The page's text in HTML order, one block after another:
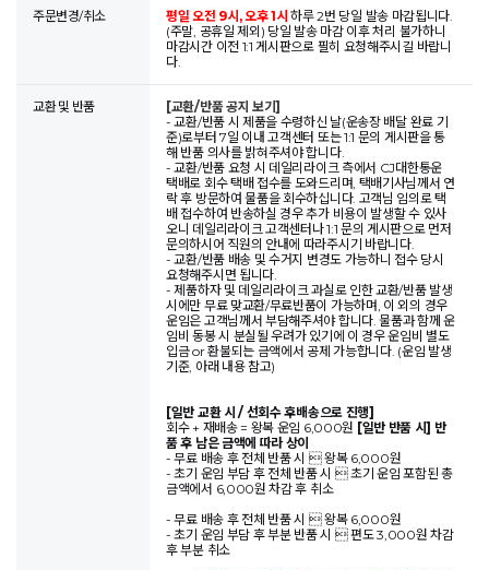
주문변경/취소 평일 오전 9시, 오후 1시하루 2번 당일 발송 마감됩니다.
(주말, 공휴일 제외) 당일 발송 마감 이후 처리 불가하니
마감시간 이전 1:1 게시판으로 필히 요청해주시길 바랍니
다.
교환 및 반품
[교환/반품 공지 보기]
- 교환/반품 시 제품을 수령하신 날(운송장 배달 완료 기
준)로부터 7일 이내 고객센터 또는 1:1 문의 게시판을 통
해 반품 의사를 밝혀주셔야 합니다.
- 교환/반품 요청 시 데일리라이크 측에서 CJ대한통운
택배로 회수 택배 접수를 도와드리며, 택배기사님께서 연
락 후 방문하여 물품을 회수하십니다. 고객님 임의로 택
배 접수하여 반송하실 경우 추가 비용이 발생할 수 있사
오니 데일리라이크 고객센터나 1:1 문의 게시판으로 먼저
문의하시어 직원의 안내에 따라주시기 바랍니다.
- 교환/반품 배송 및 수거지 변경도 가능하니 접수 당시
요청해주시면 됩니다.
- 제품하자 및 데일리라이크 과실로 인한 교환/반품 발생
시에만 무료 맞교환/무료반품이 가능하며, 이 외의 경우
운임은 고객님께서 부담해주셔야 합니다. 물품과 함께 운
임비 동봉 시 분실될 우려가 있기에 이 경우 운임비 별도
입금 or 환불되는 금액에서 공제 가능합니다. (운임 발생
기준, 아래 내용 참고)
[일반 교환 시 / 선회수 후배송으로 진행]
회수 + 재배송 = 왕복 운임 6,000원 [일반 반품 시] 반
품 후 남은 금액에 따라 상이
- 무료 배송 후 전체 반품 시  왕복 6,000원
- 초기 운임 부담 후 전체 반품 시  초기 운임 포함된 총
금액에서 6,000원 차감 후 취소
- 무료 배송 후 전체 반품 시  왕복 6,000원
- 초기 운임 부담 후 부분 반품 시  편도 3,000원 차감
후 부분 취소